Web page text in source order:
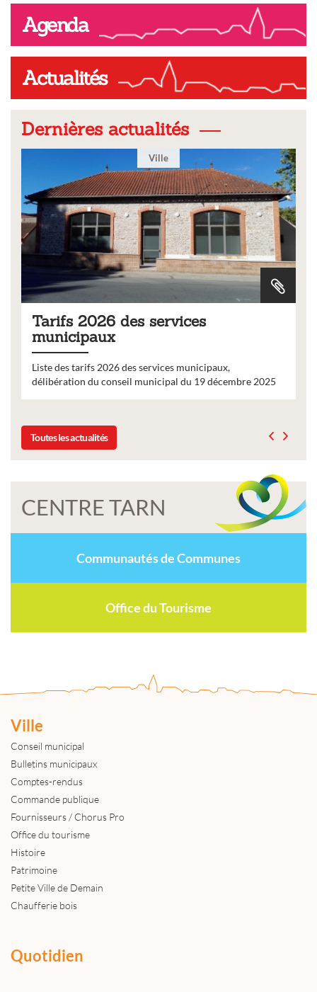
Agenda
Actualités
Dernières actualités
Ville
Tarifs 2026 des services
municipaux
Liste des tarifs 2026 des services municipaux,
délibération du conseil municipal du 19 décembre 2025
Toutes les actualités
CENTRE TARN
Communautés de Communes
Office du Tourisme
Ville
Conseil municipal
Bulletins municipaux
Comptes-rendus
Commande publique
Fournisseurs / Chorus Pro
Office du tourisme
Histoire
Patrimoine
Petite Ville de Demain
Chaufferie bois
Quotidien